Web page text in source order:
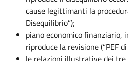
cause legittimanti la
Disequilibrio”);
piano economico finanziario,
riproduce la revisione (“PEF